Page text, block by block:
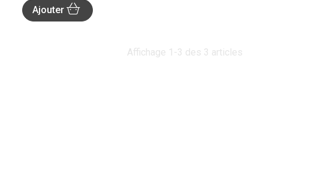
Ajouter
Affichage 1-3 des 3 articles